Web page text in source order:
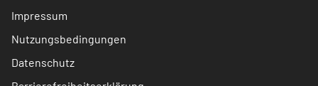
Impressum
Nutzungsbedingungen
Datenschutz